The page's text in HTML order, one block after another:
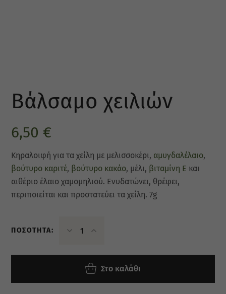
Βάλσαμο χειλιών
6,50 €
Κηραλοιφή για τα χείλη με μελισσοκέρι, αμυγδαλέλαιο,
βούτυρο καριτέ, βούτυρο κακάο, μέλι, βιταμίνη Ε και
αιθέριο έλαιο χαμομηλιού. Ενυδατώνει, θρέφει,
περιποιείται και προστατεύει τα χείλη. 7g
ΠΟΣΟΤΗΤΑ:
Στο καλάθι